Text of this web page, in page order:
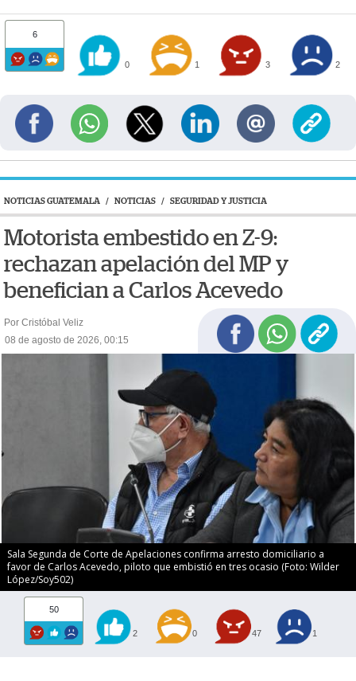
6
0 1 3 2
NOTICIAS GUATEMALA / NOTICIAS / SEGURIDAD Y JUSTICIA
Motorista embestido en Z-9:
rechazan apelación del MP y
benefician a Carlos Acevedo
Por Cristóbal Veliz
08 de agosto de 2026, 00:15
Sala Segunda de Corte de Apelaciones confirma arresto domiciliario a
favor de Carlos Acevedo, piloto que embistió en tres ocasio (Foto: Wilder
López/Soy502)
50
2 0 47 1